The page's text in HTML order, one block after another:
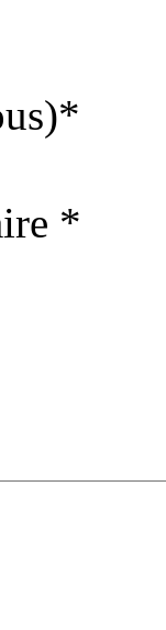
*
*